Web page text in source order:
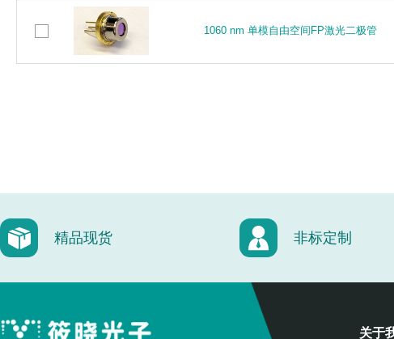
1060 nm 单模自由空间FP激光二极管
1060 nm 单模自由空间FP激光二极管
精品现货 非标定制
关于